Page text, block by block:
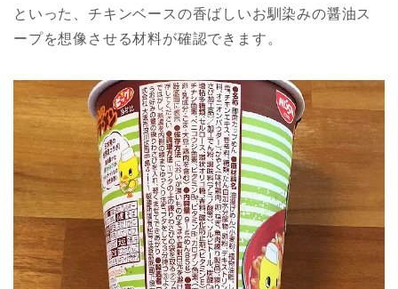
といった、チキンベースの香ばしいお馴染みの醤油ス
ープを想像させる材料が確認できます。